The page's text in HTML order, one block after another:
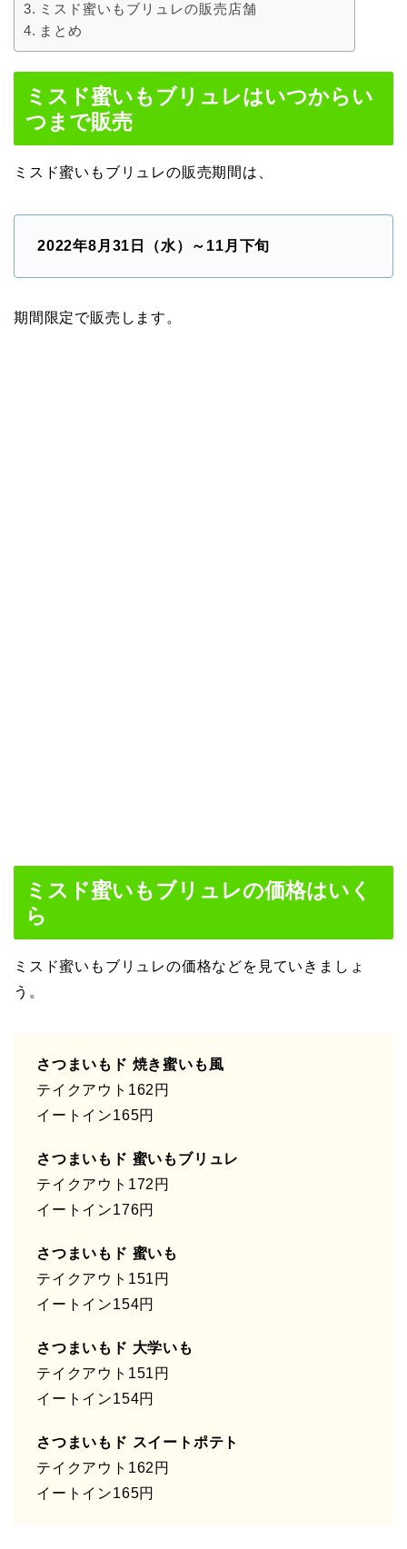
ミスド蜜いもブリュレの販売店舗
まとめ
ミスド蜜いもブリュレはいつからい
つまで販売
ミスド蜜いもブリュレの販売期間は、
2022年8月31日（水）～11月下旬
期間限定で販売します。
ミスド蜜いもブリュレの価格はいく
ら
ミスド蜜いもブリュレの価格などを見ていきましょ
う。
さつまいもド 焼き蜜いも風
テイクアウト162円
イートイン165円
さつまいもド 蜜いもブリュレ
テイクアウト172円
イートイン176円
さつまいもド 蜜いも
テイクアウト151円
イートイン154円
さつまいもド 大学いも
テイクアウト151円
イートイン154円
さつまいもド スイートポテト
テイクアウト162円
イートイン165円